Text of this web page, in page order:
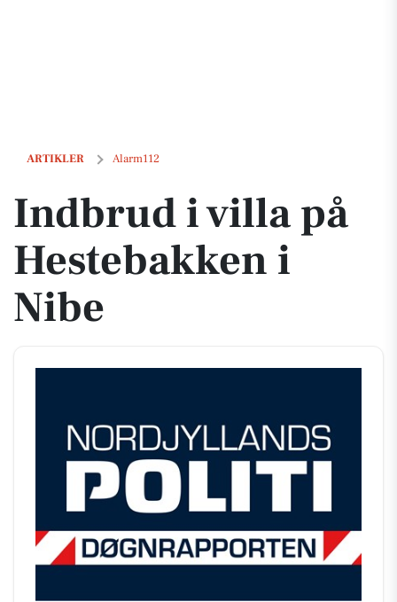
ARTIKLER Alarm112
Indbrud i villa på Hestebakken i Nibe
Indbrud i villa på
Hestebakken i
Nibe